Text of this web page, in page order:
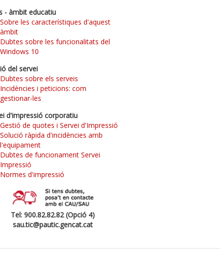
- àmbit educatiu
Sobre les característiques d'aquest
àmbit
Dubtes sobre les funcionalitats del
Windows 10
del servei
Dubtes sobre els serveis
Incidències i peticions: com
gestionar-les
d'impressió corporatiu
Gestió de quotes i Servei d'Impressió
Solució ràpida d'incidències amb
l'equipament
Dubtes de funcionament Servei
Impressió
Normes d'impressió
Tel: 900.82.82.82 (Opció 4)
sau.tic@pautic.gencat.cat